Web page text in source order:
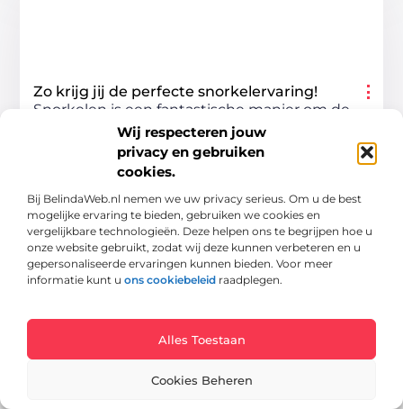
Wij respecteren jouw
privacy en gebruiken
cookies.
Bij BelindaWeb.nl nemen we uw privacy serieus. Om u de best
mogelijke ervaring te bieden, gebruiken we cookies en
vergelijkbare technologieën. Deze helpen ons te begrijpen hoe u
onze website gebruikt, zodat wij deze kunnen verbeteren en u
gepersonaliseerde ervaringen kunnen bieden. Voor meer
informatie kunt u ons cookiebeleid raadplegen.
Alles Toestaan
Cookies Beheren
Zo krijg jij de perfecte snorkelervaring!
Snorkelen is een fantastische manier om de
onderwaterwereld te verkennen zonder de
volledige uitrusting en training die nodig is
voor diepzeeduiken. Of je nu een
Aanbiedingen